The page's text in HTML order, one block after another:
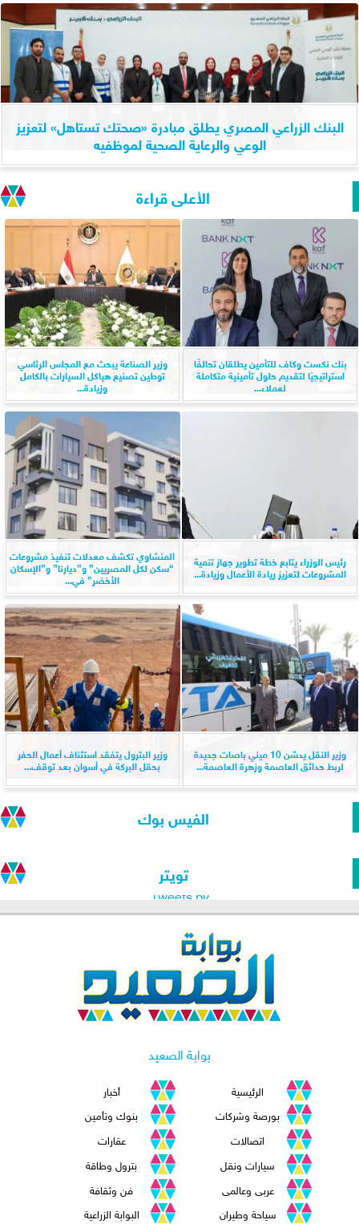
البنك الزراعي المصري يطلق مبادرة «صحتك تستاهل» لتعزيز
الوعي والرعاية الصحية لموظفيه
الأعلى قراءة
بنك نكست وكاف للتأمين يطلقان تحالفًا
استراتيجيًا لتقديم حلول تأمينية متكاملة
لعملاء...
وزير الصناعة يبحث مع المجلس الرئاسي
توطين تصنيع هياكل السيارات بالكامل
وزيادة...
رئيس الوزراء يتابع خطة تطوير جهاز تنمية
المشروعات لتعزيز ريادة الأعمال وزيادة...
المنشاوي تكشف معدلات تنفيذ مشروعات
“سكن لكل المصريين” و”ديارنا” و”الإسكان
الأخضر” في...
وزير النقل يدشن 10 ميني باصات جديدة
لربط حدائق العاصمة وزهرة العاصمة...
وزير البترول يتفقد استئناف أعمال الحفر
بحقل البركة في أسوان بعد توقف...
الفيس بوك
تويتر
Tweets by
بوابة الصعيد
الرئيسية
أخبار
بورصة وشركات
بنوك وتأمين
اتصالات
عقارات
سيارات ونقل
بترول وطاقة
عربى وعالمى
فن وثقافة
سياحة وطيران
البوابة الزراعية